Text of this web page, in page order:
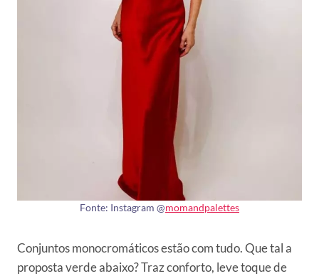
Fonte: Instagram @momandpalettes
Conjuntos monocromáticos estão com tudo. Que tal a
proposta verde abaixo? Traz conforto, leve toque de